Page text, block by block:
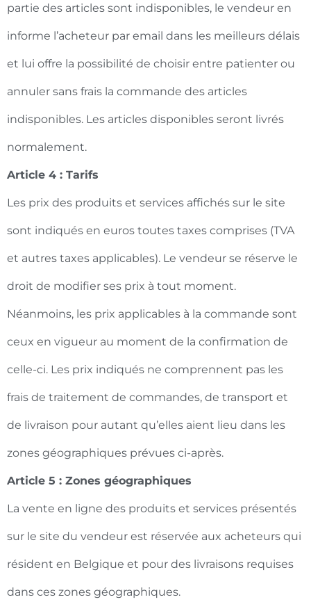
partie des articles sont indisponibles, le vendeur en
informe l’acheteur par email dans les meilleurs délais
et lui offre la possibilité de choisir entre patienter ou
annuler sans frais la commande des articles
indisponibles. Les articles disponibles seront livrés
normalement.
Article 4 : Tarifs
Les prix des produits et services affichés sur le site
sont indiqués en euros toutes taxes comprises (TVA
et autres taxes applicables). Le vendeur se réserve le
droit de modifier ses prix à tout moment.
Néanmoins, les prix applicables à la commande sont
ceux en vigueur au moment de la confirmation de
celle-ci. Les prix indiqués ne comprennent pas les
frais de traitement de commandes, de transport et
de livraison pour autant qu’elles aient lieu dans les
zones géographiques prévues ci-après.
Article 5 : Zones géographiques
La vente en ligne des produits et services présentés
sur le site du vendeur est réservée aux acheteurs qui
résident en Belgique et pour des livraisons requises
dans ces zones géographiques.